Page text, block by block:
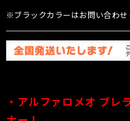
※ブラックカラーはお問い合わせ
・アルファロメオ ブレ